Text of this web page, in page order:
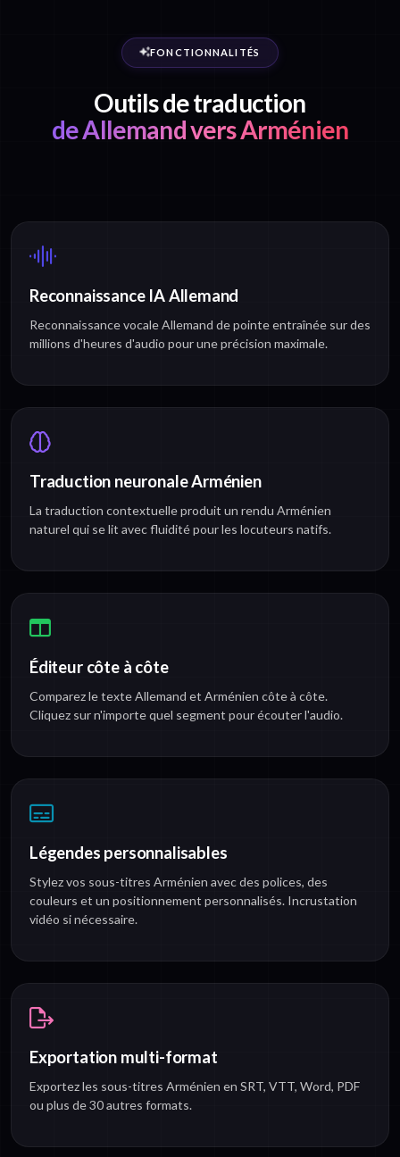
FONCTIONNALITÉS
Outils de traduction
de Allemand vers Arménien
Reconnaissance IA Allemand
Reconnaissance vocale Allemand de pointe entraînée sur des
millions d'heures d'audio pour une précision maximale.
Traduction neuronale Arménien
La traduction contextuelle produit un rendu Arménien
naturel qui se lit avec fluidité pour les locuteurs natifs.
Éditeur côte à côte
Comparez le texte Allemand et Arménien côte à côte.
Cliquez sur n'importe quel segment pour écouter l'audio.
Légendes personnalisables
Stylez vos sous-titres Arménien avec des polices, des
couleurs et un positionnement personnalisés. Incrustation
vidéo si nécessaire.
Exportation multi-format
Exportez les sous-titres Arménien en SRT, VTT, Word, PDF
ou plus de 30 autres formats.